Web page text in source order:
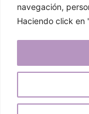
navegación,
Haciendo click en
Facebook